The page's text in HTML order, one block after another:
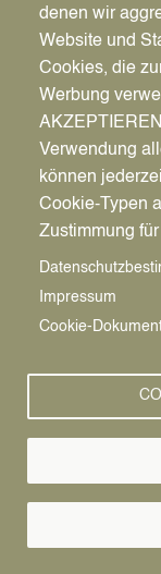
Fr., 23.05.2025
19:30 Uhr
Ort
KATiELLi
Castroper Str.
45711 Datteln
Deutschland
denen wir
Website und
Cookies, die
Werbung
Verwendung
können
Cookie-Typen
Zustimmung
Impressum
Cookie-